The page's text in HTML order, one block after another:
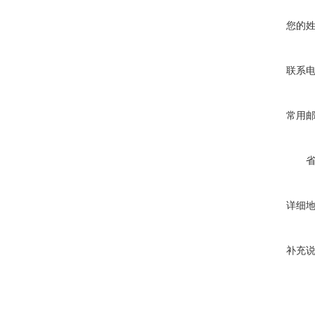
您的
联系
常用
详细
补充